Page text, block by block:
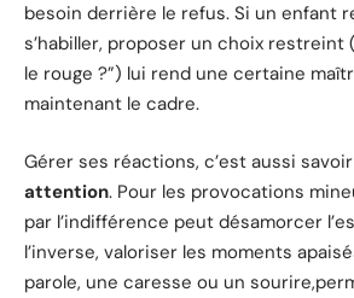
besoin derrière le refus. Si un enfant
s’habiller, proposer un choix restreint
le rouge ?”) lui rend une certaine
maintenant le cadre.
Gérer ses réactions, c’est aussi
attention. Pour les provocations
par l’indifférence peut désamorcer
l’inverse, valoriser les moments
parole, une caresse ou un